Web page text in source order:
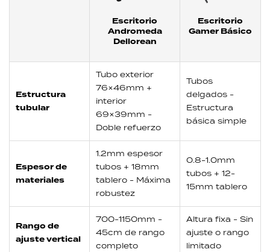
Escritorio
Andromeda
Dellorean
Escritorio
Gamer Básico
Estructura
tubular
Tubo exterior
76×46mm +
interior
69×39mm -
Doble refuerzo
Tubos
delgados -
Estructura
básica simple
Espesor de
materiales
1.2mm espesor
tubos + 18mm
tablero - Máxima
robustez
0.8-1.0mm
tubos + 12-
15mm tablero
Rango de
ajuste vertical
700-1150mm -
45cm de rango
completo
Altura fixa - Sin
ajuste o rango
limitado